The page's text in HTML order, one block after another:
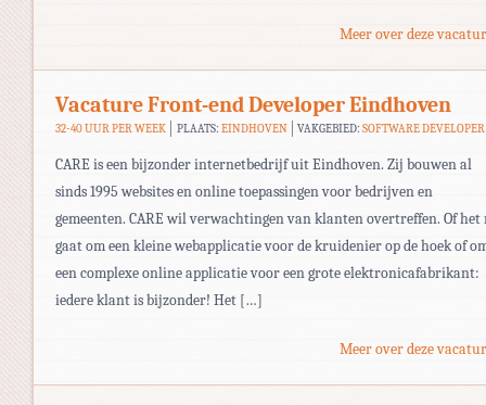
Meer over deze
Vacature Front-end Developer Eindhoven
32-40 UUR PER WEEK PLAATS: EINDHOVEN VAKGEBIED:SOFTWARE DEVELOPER
CARE is een bijzonder internetbedrijf uit Eindhoven. Zij bouwen al
sinds 1995 websites en online toepassingen voor bedrijven en
gemeenten. CARE wil verwachtingen van klanten overtreffen. Of het
gaat om een kleine webapplicatie voor de kruidenier op de hoek of
een complexe online applicatie voor een grote elektronicafabrikant:
iedere klant is bijzonder! Het […]
Meer over deze